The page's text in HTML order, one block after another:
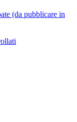
(da pubblicare in